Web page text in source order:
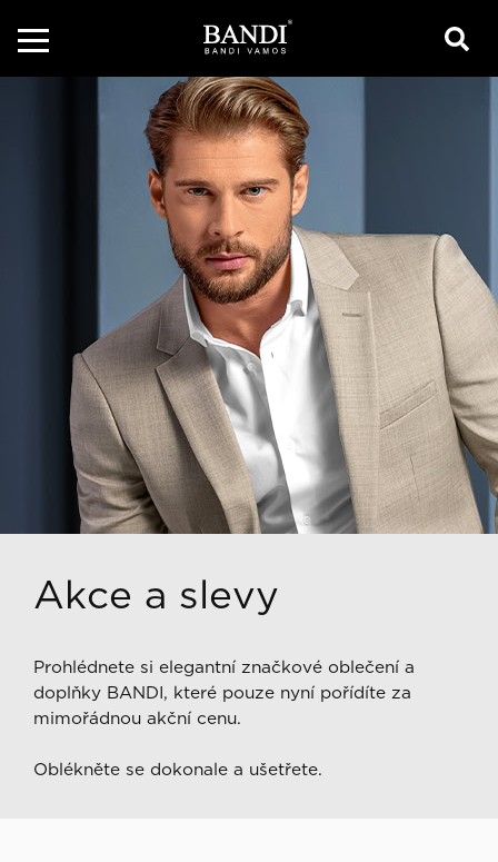
Akce a slevy
Prohlédnete si elegantní značkové oblečení a
doplňky BANDI, které pouze nyní pořídíte za
mimořádnou akční cenu.
Oblékněte se dokonale a ušetřete.